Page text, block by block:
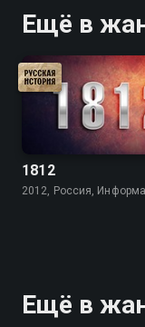
Ещё в
1812
2012, Россия,
Ещё в